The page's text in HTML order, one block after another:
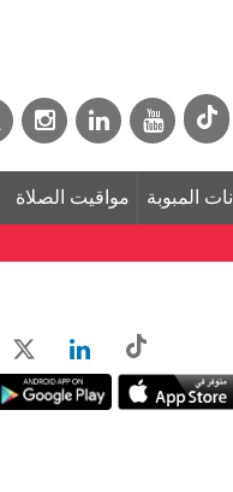
المبوبة مواقيت الصلاة